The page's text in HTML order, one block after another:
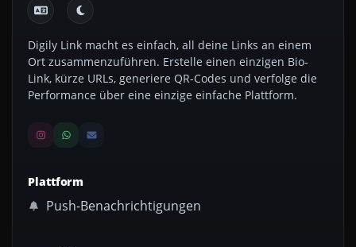
Digily Link macht es einfach, all deine Links an einem
Ort zusammenzuführen. Erstelle einen einzigen Bio-
Link, kürze URLs, generiere QR-Codes und verfolge die
Performance über eine einzige einfache Plattform.
Plattform
Push-Benachrichtigungen